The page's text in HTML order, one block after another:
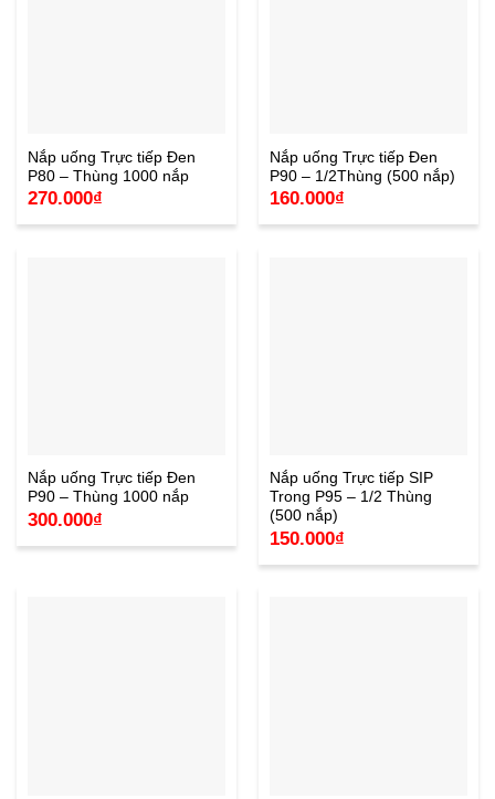
Nắp uống Trực tiếp Đen
P80 – Thùng 1000 nắp
270.000₫
Nắp uống Trực tiếp Đen
P90 – 1/2Thùng (500 nắp)
160.000₫
Nắp uống Trực tiếp Đen
P90 – Thùng 1000 nắp
300.000₫
Nắp uống Trực tiếp SIP
Trong P95 – 1/2 Thùng
(500 nắp)
150.000₫